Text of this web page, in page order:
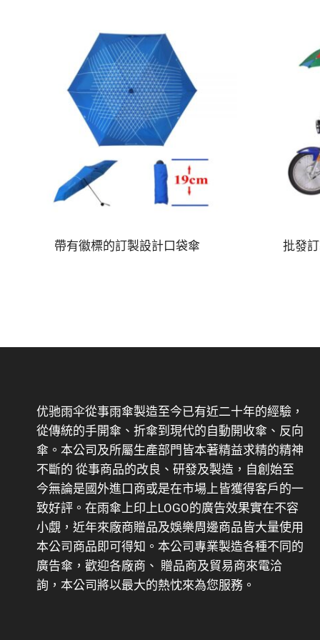
帶有徽標的訂製設計口袋傘 批發
优驰雨伞從事雨傘製造至今已有近二十年的經驗，
從傳統的手開傘、折傘到現代的自動開收傘、反向
傘。本公司及所屬生產部門皆本著精益求精的精神
不斷的 從事商品的改良、研發及製造，自創始至
今無論是國外進口商或是在市場上皆獲得客戶的一
致好評。在雨傘上印上LOGO的廣告效果實在不容
小覷，近年來廠商贈品及娛樂周邊商品皆大量使用
本公司商品即可得知。本公司專業製造各種不同的
廣告傘，歡迎各廠商、 贈品商及貿易商來電洽
詢，本公司將以最大的熱忱來為您服務。